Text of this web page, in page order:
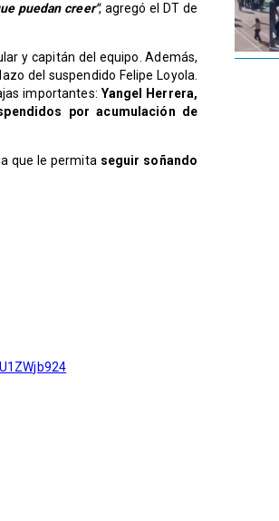
puedan creer", agregó el DT de
y capitán del equipo. Además,
del suspendido Felipe Loyola.
importantes: Yangel Herrera,
por acumulación de
que le permita seguir soñando